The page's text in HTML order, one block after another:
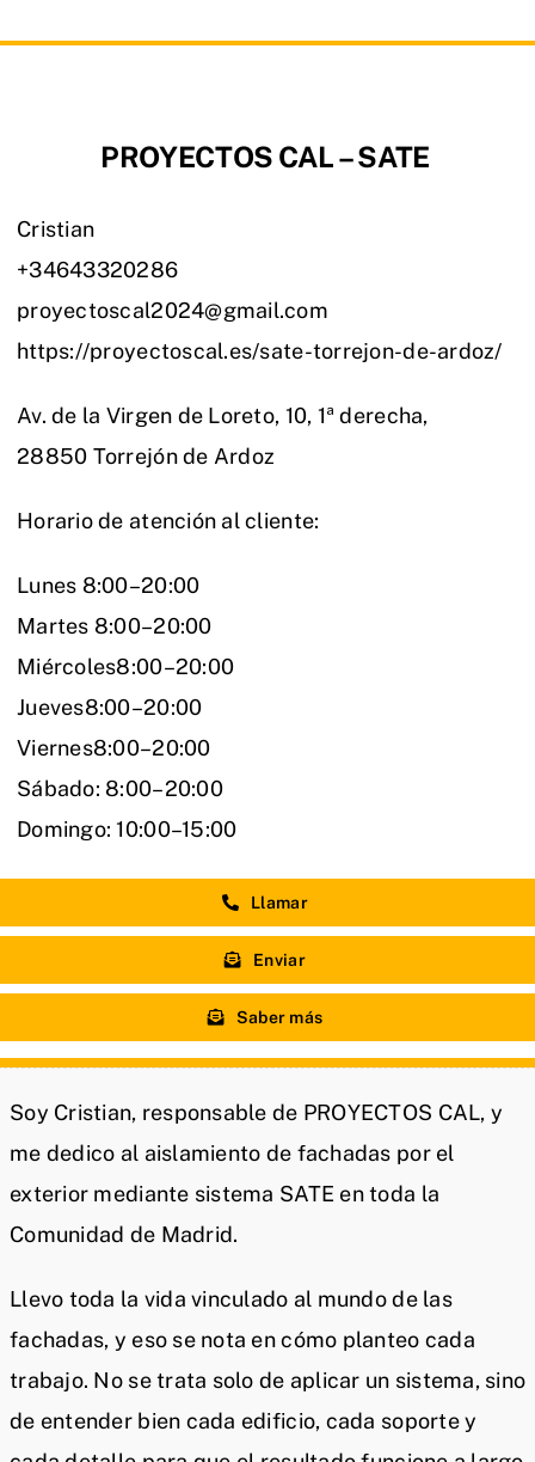
Soy Cristian, responsable de PROYECTOS CAL, y
me dedico al aislamiento de fachadas por el
exterior mediante sistema SATE en toda la
Comunidad de Madrid.
Llevo toda la vida vinculado al mundo de las
fachadas, y eso se nota en cómo planteo cada
trabajo. No se trata solo de aplicar un sistema, sino
de entender bien cada edificio, cada soporte y
PROYECTOS CAL – SATE
Cristian
+34643320286
proyectoscal2024@gmail.com
https://proyectoscal.es/sate-torrejon-de-ardoz/
Av. de la Virgen de Loreto, 10, 1ª derecha,
28850 Torrejón de Ardoz
Horario de atención al cliente:
Lunes 8:00–20:00
Martes 8:00–20:00
Miércoles8:00–20:00
Jueves8:00–20:00
Viernes8:00–20:00
Sábado: 8:00–20:00
Domingo: 10:00–15:00
Llamar
Enviar
Saber más